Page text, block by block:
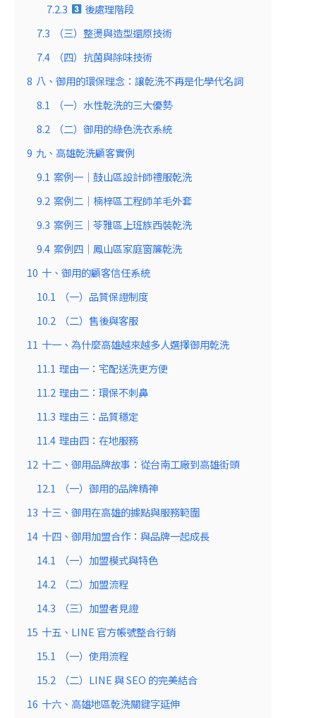
7.2.3
後處理階段
7.3
（三）整燙與造型還原技術
7.4
（四）抗菌與除味技術
8 八、御用的環保理念：讓乾洗不再是化學代名詞
8.1
（一）水性乾洗的三大優勢
8.2
（二）御用的綠色洗衣系統
9 九、高雄乾洗顧客實例
9.1 案例一｜鼓山區設計師禮服乾洗
9.2 案例二｜楠梓區工程師羊毛外套
9.3 案例三｜苓雅區上班族西裝乾洗
9.4 案例四｜鳳山區家庭窗簾乾洗
10 十、御用的顧客信任系統
10.1
（一）品質保證制度
10.2
（二）售後與客服
11 十一、為什麼高雄越來越多人選擇御用乾洗
11.1 理由一：宅配送洗更方便
11.2 理由二：環保不刺鼻
11.3 理由三：品質穩定
11.4 理由四：在地服務
12 十二、御用品牌故事：從台南工廠到高雄街頭
12.1
（一）御用的品牌精神
13 十三、御用在高雄的據點與服務範圍
14 十四、御用加盟合作：與品牌一起成長
14.1
（一）加盟模式與特色
14.2
（二）加盟流程
14.3
（三）加盟者見證
15 十五、LINE 官方帳號整合行銷
15.1
（一）使用流程
15.2
（二）LINE 與 SEO 的完美結合
16 十六、高雄地區乾洗關鍵字延伸